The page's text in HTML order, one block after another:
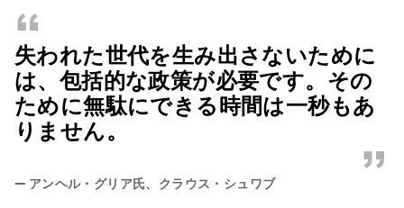
“
失われた世代を生み出さないために
は、包括的な政策が必要です。その
ために無駄にできる時間は一秒もあ
りません。
”
— アンヘル・グリア氏、クラウス・シュワブ